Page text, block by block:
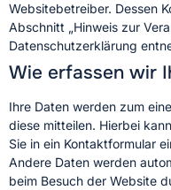
Websitebetreiber. Dessen
Abschnitt „Hinweis zur
Datenschutzerklärung
Wie erfassen wir
Ihre Daten werden zum
diese mitteilen. Hierbei
Sie in ein Kontaktformular
Andere Daten werden
beim Besuch der Website